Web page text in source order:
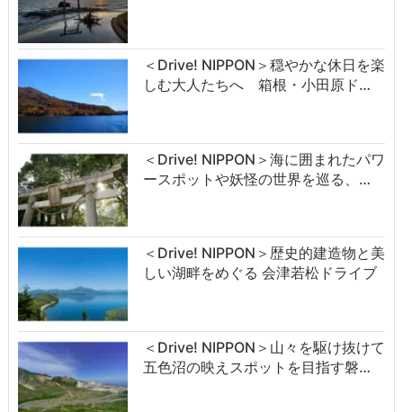
＜Drive! NIPPON＞穏やかな休日を楽
しむ大人たちへ 箱根・小田原ド…
＜Drive! NIPPON＞海に囲まれたパワ
ースポットや妖怪の世界を巡る、…
＜Drive! NIPPON＞歴史的建造物と美
しい湖畔をめぐる 会津若松ドライブ
＜Drive! NIPPON＞山々を駆け抜けて
五色沼の映えスポットを目指す磐…